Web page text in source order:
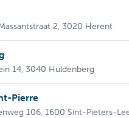
2, 3020 Herent
14, 3040 Huldenberg
Pierre
106, 1600 Sint-Pieters-